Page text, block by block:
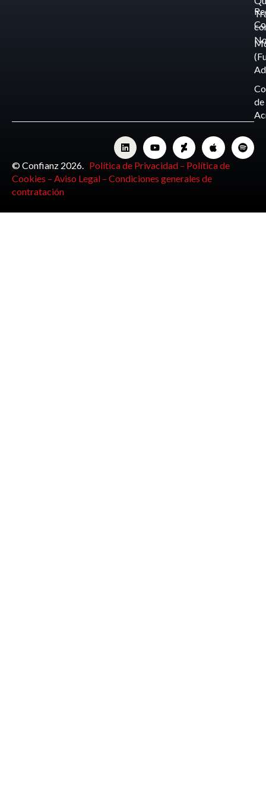
de
© Confianz 2026. Política de Privacidad – Política de
Cookies – Aviso Legal – Condiciones generales de
contratación